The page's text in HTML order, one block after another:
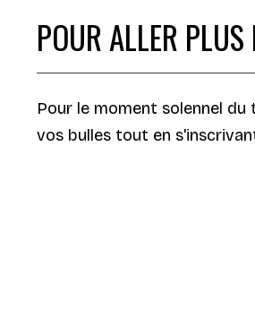
POUR ALLER PLUS
Pour le moment solennel
vos bulles tout en